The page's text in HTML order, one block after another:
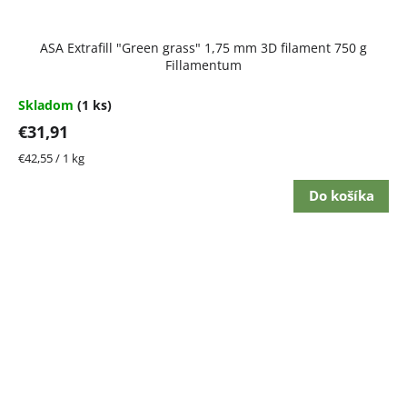
ASA Extrafill "Green grass" 1,75 mm 3D filament 750 g
Fillamentum
Skladom (1 ks)
€31,91
Jednotková
€42,55 / 1 kg
Do košíka